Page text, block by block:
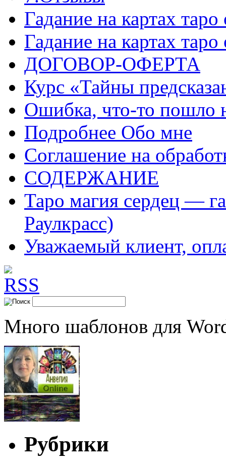
Гадание на картах
Гадание на картах
ДОГОВОР-ОФЕРТА
Курс «Тайны
Ошибка, что-то пошло
Подробнее Обо мне
Соглашение на
СОДЕРЖАНИЕ
Таро магия сердец —
Раулкрасс)
Уважаемый клиент,
Много шаблонов для
Рубрики